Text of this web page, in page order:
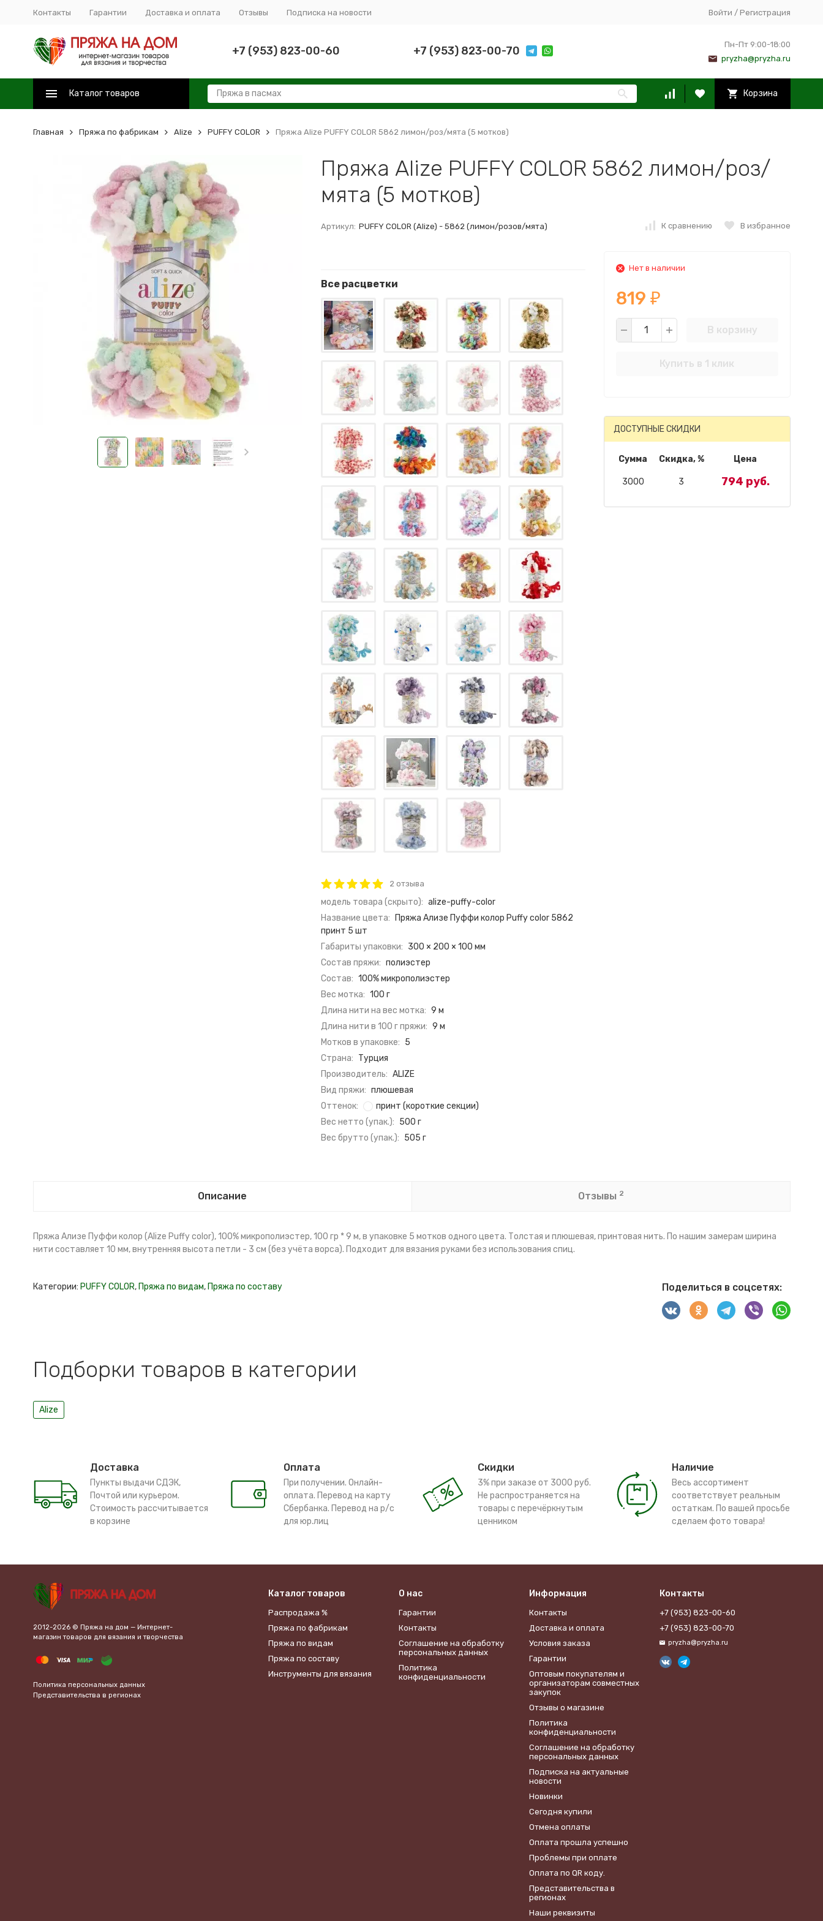
Контакты Гарантии Доставка и оплата Отзывы Подписка на новости Войти / Регистрация
+7 (953) 823-00-60 +7 (953) 823-00-70
Пн-Пт 9:00-18:00
pryzha@pryzha.ru
Каталог товаров Корзина
Главная Пряжа по фабрикам Alize PUFFY COLOR Пряжа Alize PUFFY COLOR 5862 лимон/роз/мята (5 мотков)
Пряжа Alize PUFFY COLOR 5862 лимон/роз/
мята (5 мотков)
Артикул: PUFFY COLOR (Alize) - 5862 (лимон/розов/мята) К сравнению В избранное
Все расцветки
2 отзыва
модель товара (скрыто): alize-puffy-color
Название цвета:
Пряжа Ализе Пуффи колор Puffy color 5862
принт 5 шт
Габариты упаковки: 300 × 200 × 100 мм
Состав пряжи: полиэстер
Состав: 100% микрополиэстер
Вес мотка: 100 г
Длина нити на вес мотка: 9 м
Длина нити в 100 г пряжи: 9 м
Мотков в упаковке: 5
Страна: Турция
Производитель: ALIZE
Вид пряжи: плюшевая
Оттенок:
принт (короткие секции)
Вес нетто (упак.): 500 г
Вес брутто (упак.): 505 г
Нет в наличии
819 ₽
В корзину
Купить в 1 клик
ДОСТУПНЫЕ СКИДКИ
Сумма Скидка, % Цена
3000 3 794 руб.
Описание Отзывы 2
Пряжа Ализе Пуффи колор (Alize Puffy color), 100% микрополиэстер, 100 гр * 9 м, в упаковке 5 мотков одного цвета. Толстая и плюшевая, принтовая нить. По нашим замерам ширина
нити составляет 10 мм, внутренняя высота петли - 3 см (без учёта ворса). Подходит для вязания руками без использования спиц.
Категории: PUFFY COLOR, Пряжа по видам, Пряжа по составу Поделиться в соцсетях:
Подборки товаров в категории
Alize
Доставка
Пункты выдачи СДЭК,
Почтой или курьером.
Стоимость рассчитывается
в корзине
Оплата
При получении. Онлайн-
оплата. Перевод на карту
Сбербанка. Перевод на р/с
для юр.лиц
Скидки
3% при заказе от 3000 руб.
Не распространяется на
товары с перечёркнутым
ценником
Наличие
Весь ассортимент
соответствует реальным
остаткам. По вашей просьбе
сделаем фото товара!
2012-2026 © Пряжа на дом — Интернет-
магазин товаров для вязания и творчества
Политика персональных данных
Представительства в регионах
Каталог товаров
Распродажа %
Пряжа по фабрикам
Пряжа по видам
Пряжа по составу
Инструменты для вязания
О нас
Гарантии
Контакты
​Соглашение на обработку
персональных данных
Политика
конфиденциальности
Информация
Контакты
Доставка и оплата
Условия заказа
Гарантии
Оптовым покупателям и
организаторам совместных
закупок
Отзывы о магазине
Политика
конфиденциальности
​Соглашение на обработку
персональных данных
Подписка на актуальные
новости
Новинки
Сегодня купили
Отмена оплаты
Оплата прошла успешно
Проблемы при оплате
Оплата по QR коду.
Представительства в
регионах
Наши реквизиты
Контакты
+7 (953) 823-00-60
+7 (953) 823-00-70
pryzha@pryzha.ru